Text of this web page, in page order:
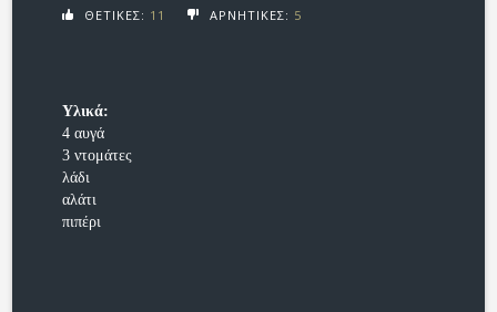
ΘΕΤΙΚΕΣ: 11 ΑΡΝΗΤΙΚΕΣ: 5
Υλικά:
4 αυγά
3 ντομάτες
λάδι
αλάτι
πιπέρι